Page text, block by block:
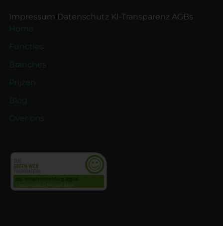
Impressum Datenschutz KI-Transparenz AGBs
Home
Functies
Branches
Prijzen
Blog
Over ons